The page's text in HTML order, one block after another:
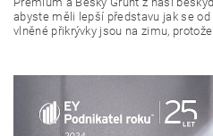
abyste měli lepší představu jak se
vlněné přikrývky jsou na zimu, protože